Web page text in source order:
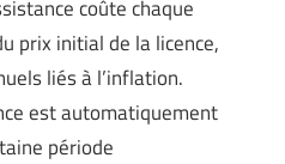
coûte chaque
prix initial de la licence,
liés à l’inflation.
est automatiquement
période